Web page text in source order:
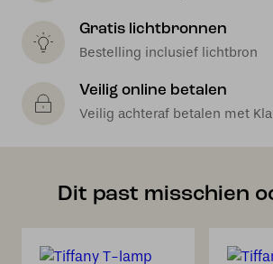
Gratis lichtbronnen
Bestelling inclusief lichtbron
Veilig online betalen
Veilig achteraf betalen met
Dit past misschien